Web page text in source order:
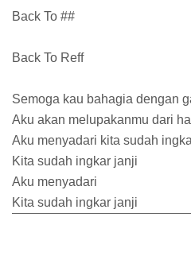
Back To ##
Back To Reff
Semoga kau bahagia dengan
Aku akan melupakanmu dari
Aku menyadari kita sudah
Kita sudah ingkar janji
Aku menyadari
Kita sudah ingkar janji